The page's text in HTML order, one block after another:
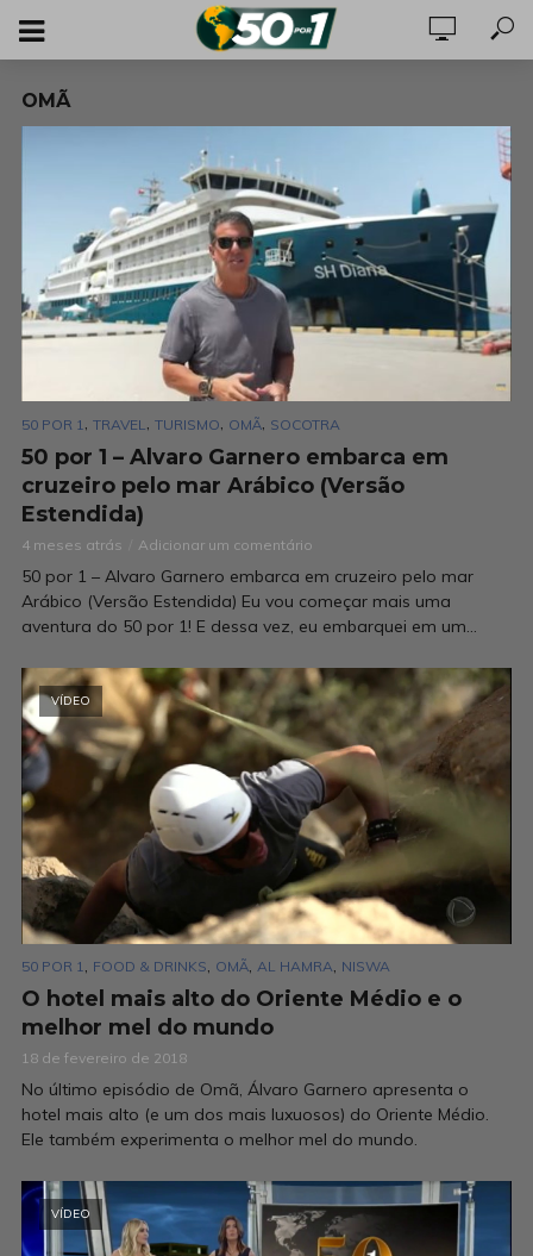
OMÃ
50 POR 1 , TRAVEL , TURISMO, OMÃ, SOCOTRA
50 por 1 – Alvaro Garnero embarca em
cruzeiro pelo mar Arábico (Versão
Estendida)
4 meses atrás Adicionar um comentário
50 por 1 – Alvaro Garnero embarca em cruzeiro pelo mar
Arábico (Versão Estendida) Eu vou começar mais uma
aventura do 50 por 1! E dessa vez, eu embarquei em um...
VÍDEO
50 POR 1, FOOD & DRINKS, OMÃ, AL HAMRA, NISWA
O hotel mais alto do Oriente Médio e o
melhor mel do mundo
18 de fevereiro de 2018
No último episódio de Omã, Álvaro Garnero apresenta o
hotel mais alto (e um dos mais luxuosos) do Oriente Médio.
Ele também experimenta o melhor mel do mundo.
VÍDEO